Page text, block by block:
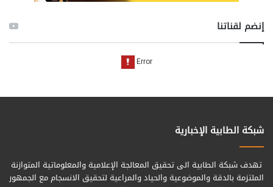
إنضم لقناتنا
شبكة الطابية الإخبارية
تهدف شبكة الطابية الى تحقيق المعالجة الإعلامية والمعلوماتية المتوازنة
الملتزمة بالدقة والموضوعية والحياد والمراعية لتحقيق الانسجام مع الجمهور